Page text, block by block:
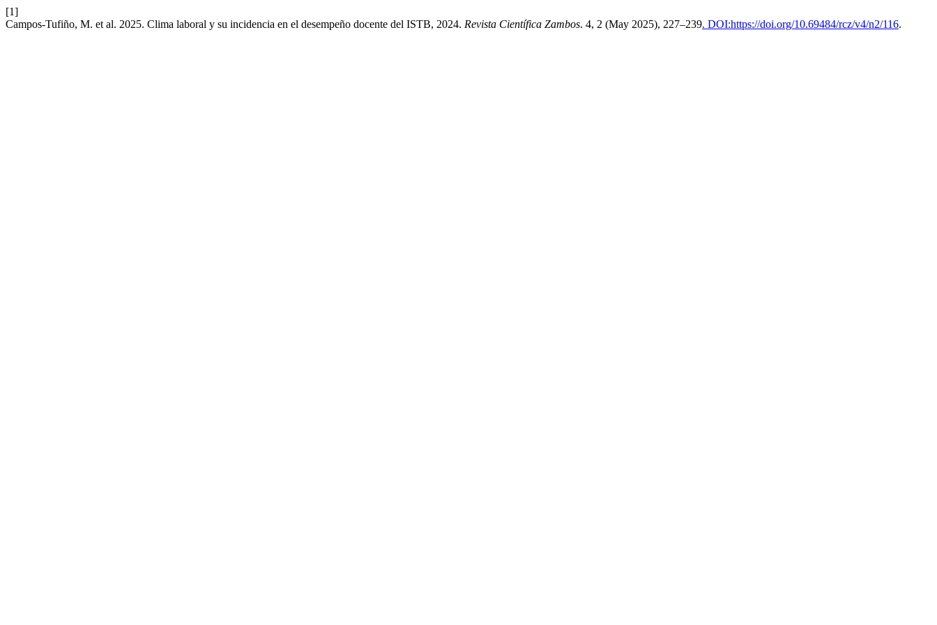
[1]
Campos-Tufiño, M. et al. 2025. Clima laboral y su incidencia en el desempeño docente del ISTB, 2024. Revista Científica Zambos. 4, 2 (May 2025), 227–239. DOI:https://doi.org/10.69484/rcz/v4/n2/116.